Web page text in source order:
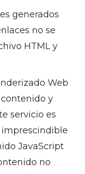
generados
no se
HTML y
Web
y
servicio es
imprescindible
JavaScript
no